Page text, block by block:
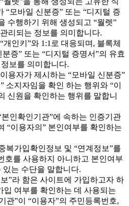
“모바일 신분증” 또는 “디지털 증
수행하기 위해 생성되고 “월렛”
리되는 정보를 의미합니다.
개인키”와 1:1로 대응되며, 블록체
증” 또는 “디지털 증명서”의 유효
보를 의미합니다.
용자가 제시하는 “모바일 신분증”
소지자임을 확인 하는 행위와 “이
신원을 확인하는 행위를 말합니
본인확인기관”에 속하는 인증기관
“이용자의” 본인여부를 확인하는
복가입확인정보 및 “연계정보”를
호를 사용하지 아니하고 본인여부
있는 수단을 말합니다.
”라 함은 사이트에 가입하고자 하
입 여부를 확인하는 데 사용되는
관”이 “이용자”의 주민등록번호,